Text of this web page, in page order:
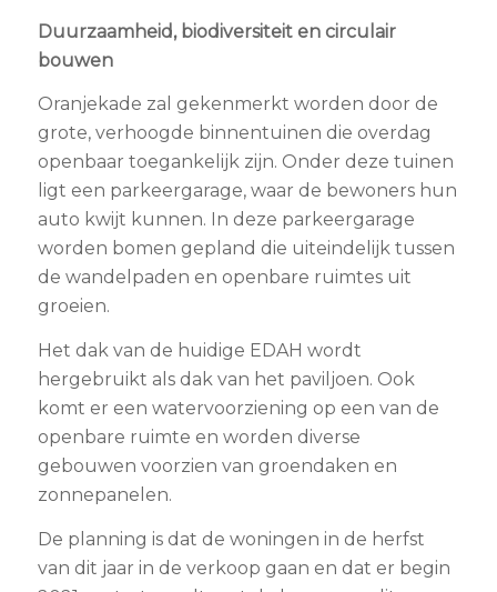
Duurzaamheid, biodiversiteit en circulair
bouwen
Oranjekade zal gekenmerkt worden door de
grote, verhoogde binnentuinen die overdag
openbaar toegankelijk zijn. Onder deze tuinen
ligt een parkeergarage, waar de bewoners hun
auto kwijt kunnen. In deze parkeergarage
worden bomen gepland die uiteindelijk tussen
de wandelpaden en openbare ruimtes uit
groeien.
Het dak van de huidige EDAH wordt
hergebruikt als dak van het paviljoen. Ook
komt er een watervoorziening op een van de
openbare ruimte en worden diverse
gebouwen voorzien van groendaken en
zonnepanelen.
De planning is dat de woningen in de herfst
van dit jaar in de verkoop gaan en dat er begin